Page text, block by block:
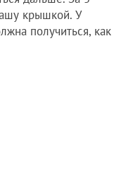
крышкой. У
получиться, как